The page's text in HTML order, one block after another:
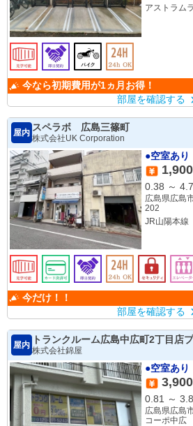
アストラム
今なら初期費用が1ヵ月お得！
部屋を確認する
屋内
スペラボ 広島三篠町
株式会社UK Corporation
●空室あり
1,900
0.38 ～
広島県広島
202
JR山陽本線
今だけ！！
部屋を確認する
屋内
トランクルーム広島中広町2丁目店
株式会社錦屋
●空室あり
3,900
0.81
～
広島県広島
コーポ中